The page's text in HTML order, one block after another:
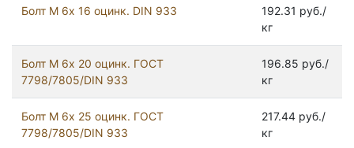
Болт М 6х 16 оцинк. DIN 933
192.31 руб./
кг
Болт М 6х 20 оцинк. ГОСТ
7798/7805/DIN 933
196.85 руб./
кг
Болт М 6х 25 оцинк. ГОСТ
7798/7805/DIN 933
217.44 руб./
кг